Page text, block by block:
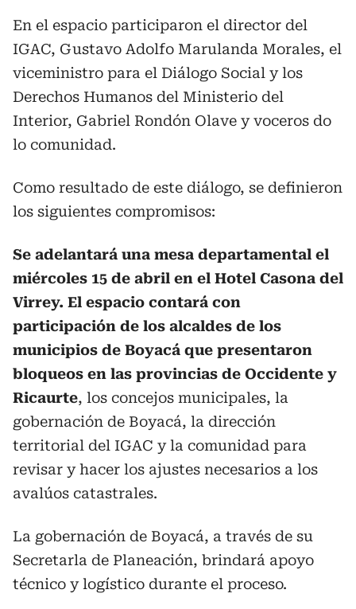
En el espacio participaron el director del
IGAC, Gustavo Adolfo Marulanda Morales, el
viceministro para el Diálogo Social y los
Derechos Humanos del Ministerio del
Interior, Gabriel Rondón Olave y voceros do
lo comunidad.
Como resultado de este diálogo, se definieron
los siguientes compromisos:
Se adelantará una mesa departamental el
miércoles 15 de abril en el Hotel Casona del
Virrey. El espacio contará con
participación de los alcaldes de los
municipios de Boyacá que presentaron
bloqueos en las provincias de Occidente y
Ricaurte, los concejos municipales, la
gobernación de Boyacá, la dirección
territorial del IGAC y la comunidad para
revisar y hacer los ajustes necesarios a los
avalúos catastrales.
La gobernación de Boyacá, a través de su
Secretarla de Planeación, brindará apoyo
técnico y logístico durante el proceso.